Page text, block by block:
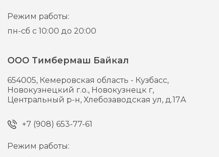
Режим работы:
пн-сб с 10:00 до 20:00
ООО Тимбермаш Байкал
654005, Кемеровская область - Кузбасс,
Новокузнецкий г.о., Новокузнецк г,
Центральный р-н, Хлебозаводская ул, д.17А
+7 (908) 653-77-61
Режим работы: